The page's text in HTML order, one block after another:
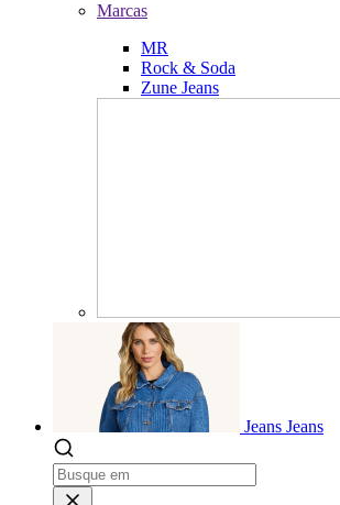
Marcas
MR
Rock & Soda
Zune Jeans
Jeans Jeans